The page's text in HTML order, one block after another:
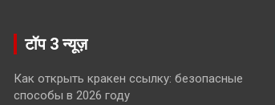
टॉप 3 न्यूज़
Как открыть кракен ссылку: безопасные
способы в 2026 году